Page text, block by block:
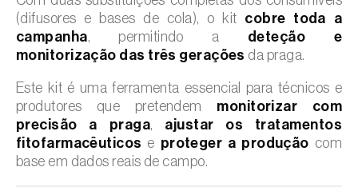
(difusores e bases de cola), o kit cobre toda a
campanha, permitindo a deteção e
monitorização das três gerações da praga.
Este kit é uma ferramenta essencial para técnicos e
produtores que pretendem monitorizar com
precisão a praga, ajustar os tratamentos
fitofarmacêuticos e proteger a produção com
base em dados reais de campo.